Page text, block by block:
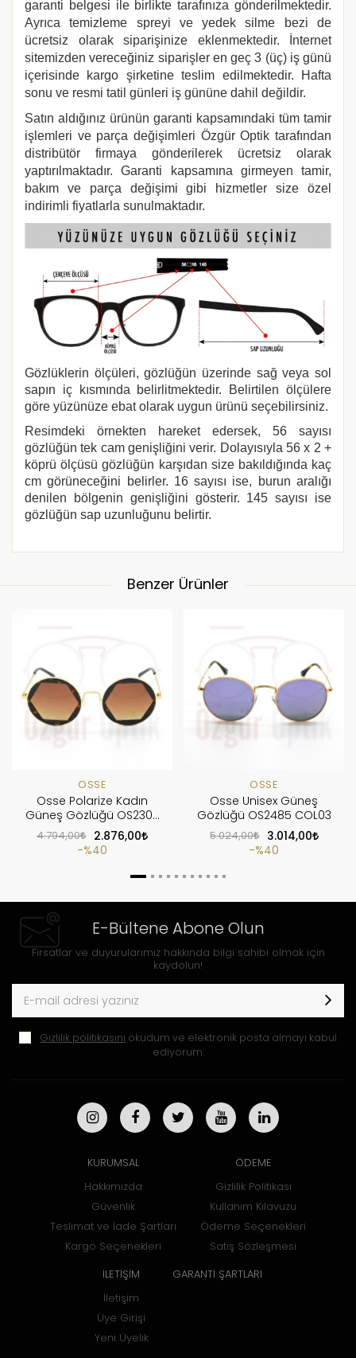
garanti belgesi ile birlikte tarafınıza gönderilmektedir.
Ayrıca temizleme spreyi ve yedek silme bezi de
ücretsiz olarak siparişinize eklenmektedir. İnternet
sitemizden vereceğiniz siparişler en geç 3 (üç) iş günü
içerisinde kargo şirketine teslim edilmektedir. Hafta
sonu ve resmi tatil günleri iş gününe dahil değildir.
Satın aldığınız ürünün garanti kapsamındaki tüm tamir
işlemleri ve parça değişimleri Özgür Optik tarafından
distribütör firmaya gönderilerek ücretsiz olarak
yaptırılmaktadır. Garanti kapsamına girmeyen tamir,
bakım ve parça değişimi gibi hizmetler size özel
indirimli fiyatlarla sunulmaktadır.
Gözlüklerin ölçüleri, gözlüğün üzerinde sağ veya sol
sapın iç kısmında belirlitmektedir. Belirtilen ölçülere
göre yüzünüze ebat olarak uygun ürünü seçebilirsiniz.
Resimdeki örnekten hareket edersek, 56 sayısı
gözlüğün tek cam genişliğini verir. Dolayısıyla 56 x 2 +
köprü ölçüsü gözlüğün karşıdan size bakıldığında kaç
cm görüneceğini belirler. 16 sayısı ise, burun aralığı
denilen bölgenin genişliğini gösterir. 145 sayısı ise
gözlüğün sap uzunluğunu belirtir.
Benzer Ürünler
OSSE
Osse Polarize Kadın
Güneş Gözlüğü OS2308
COL01
4.794,00
2.876,00
%40
OSSE
Osse Unisex Güneş
Gözlüğü OS2485 COL03
5.024,00
3.014,00
%40
E-Bültene Abone Olun
Fırsatlar ve duyurularımız hakkında bilgi sahibi olmak için
kaydolun!
Gizlilik politikasını okudum ve elektronik posta almayı kabul
ediyorum.
KURUMSAL
Hakkımızda
Güvenlik
Teslimat ve İade Şartları
Kargo Seçenekleri
ÖDEME
Gizlilik Politikası
Kullanım Kılavuzu
Ödeme Seçenekleri
Satış Sözleşmesi
İLETİŞİM
İletişim
Üye Girişi
Yeni Üyelik
GARANTİ ŞARTLARI